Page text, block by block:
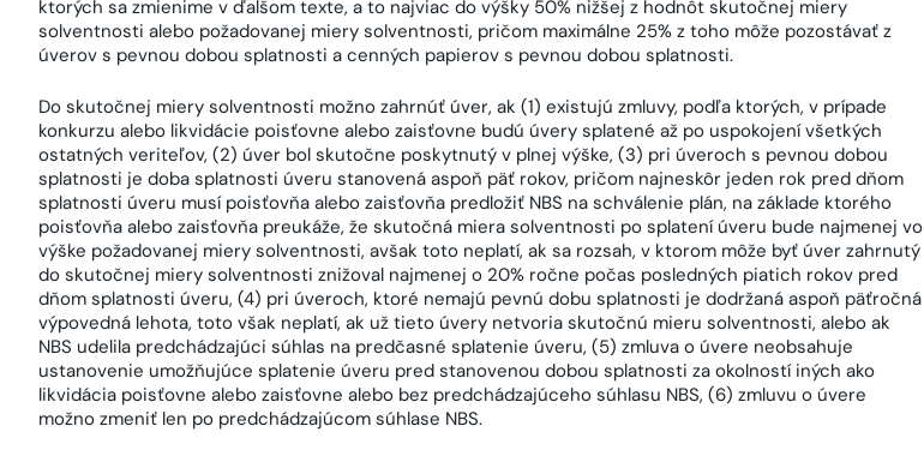
ktorých sa zmienime v ďalšom texte, a to najviac do výšky 50% nižšej z hodnôt skutočnej miery
solventnosti alebo požadovanej miery solventnosti, pričom maximálne 25% z toho môže pozostávať z
úverov s pevnou dobou splatnosti a cenných papierov s pevnou dobou splatnosti.
Do skutočnej miery solventnosti možno zahrnúť úver, ak (1) existujú zmluvy, podľa ktorých, v prípade
konkurzu alebo likvidácie poisťovne alebo zaisťovne budú úvery splatené až po uspokojení všetkých
ostatných veriteľov, (2) úver bol skutočne poskytnutý v plnej výške, (3) pri úveroch s pevnou dobou
splatnosti je doba splatnosti úveru stanovená aspoň päť rokov, pričom najneskôr jeden rok pred dňom
splatnosti úveru musí poisťovňa alebo zaisťovňa predložiť NBS na schválenie plán, na základe ktorého
poisťovňa alebo zaisťovňa preukáže, že skutočná miera solventnosti po splatení úveru bude najmenej vo
výške požadovanej miery solventnosti, avšak toto neplatí, ak sa rozsah, v ktorom môže byť úver zahrnutý
do skutočnej miery solventnosti znižoval najmenej o 20% ročne počas posledných piatich rokov pred
dňom splatnosti úveru, (4) pri úveroch, ktoré nemajú pevnú dobu splatnosti je dodržaná aspoň päťročná
výpovedná lehota, toto však neplatí, ak už tieto úvery netvoria skutočnú mieru solventnosti, alebo ak
NBS udelila predchádzajúci súhlas na predčasné splatenie úveru, (5) zmluva o úvere neobsahuje
ustanovenie umožňujúce splatenie úveru pred stanovenou dobou splatnosti za okolností iných ako
likvidácia poisťovne alebo zaisťovne alebo bez predchádzajúceho súhlasu NBS, (6) zmluvu o úvere
možno zmeniť len po predchádzajúcom súhlase NBS.